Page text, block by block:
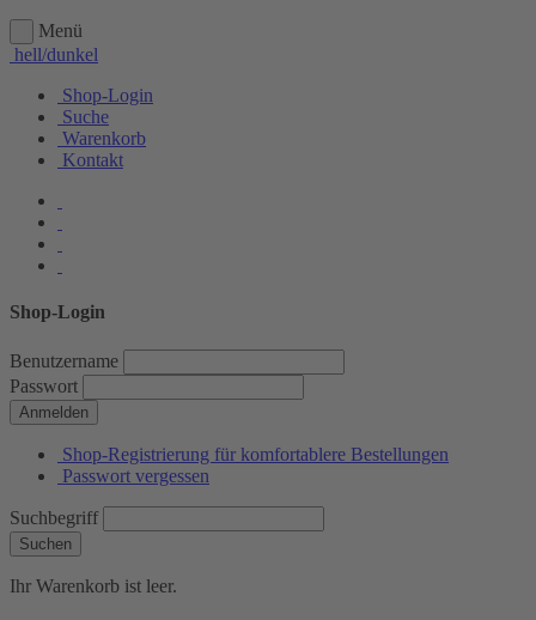
Menü
hell/dunkel
Shop-Login
Suche
Warenkorb
Kontakt
Shop-Login
Benutzername
Passwort
Anmelden
Shop-Registrierung für komfortablere Bestellungen
Passwort vergessen
Suchbegriff
Suchen
Ihr Warenkorb ist leer.